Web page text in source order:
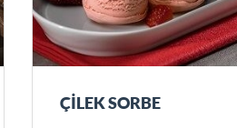
ÇİLEK SORBE